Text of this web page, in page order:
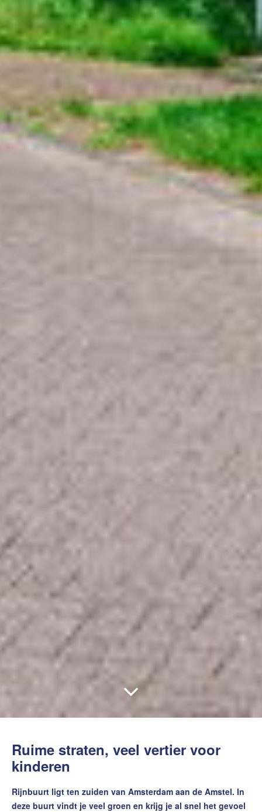
Ruime straten, veel vertier voor
kinderen
Rijnbuurt ligt ten zuiden van Amsterdam aan de Amstel. In
deze buurt vindt je veel groen en krijg je al snel het gevoel